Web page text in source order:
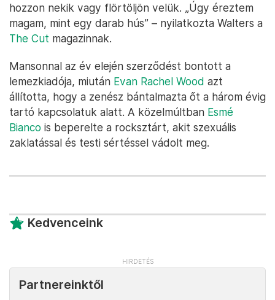
hozzon nekik vagy flörtöljön velük. „Úgy éreztem
magam, mint egy darab hús” – nyilatkozta Walters a
The Cut magazinnak.
Mansonnal az év elején szerződést bontott a
lemezkiadója, miután Evan Rachel Wood azt
állította, hogy a zenész bántalmazta őt a három évig
tartó kapcsolatuk alatt. A közelmúltban Esmé
Bianco is beperelte a rocksztárt, akit szexuális
zaklatással és testi sértéssel vádolt meg.
Kedvenceink
Partnereinktől